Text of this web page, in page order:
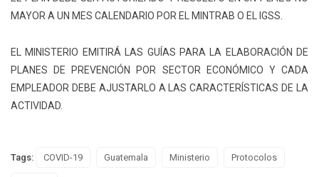
MAYOR A UN MES CALENDARIO POR EL MINTRAB O EL IGSS.
EL MINISTERIO EMITIRÁ LAS GUÍAS PARA LA ELABORACIÓN DE
PLANES DE PREVENCIÓN POR SECTOR ECONÓMICO Y CADA
EMPLEADOR DEBE AJUSTARLO A LAS CARACTERÍSTICAS DE LA
ACTIVIDAD.
Tags: COVID-19 Guatemala Ministerio Protocolos